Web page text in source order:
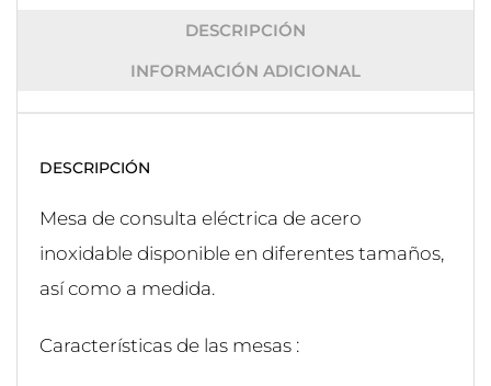
DESCRIPCIÓN
INFORMACIÓN ADICIONAL
DESCRIPCIÓN
Mesa de consulta eléctrica de acero
inoxidable disponible en diferentes tamaños,
así como a medida.
Características de las mesas :